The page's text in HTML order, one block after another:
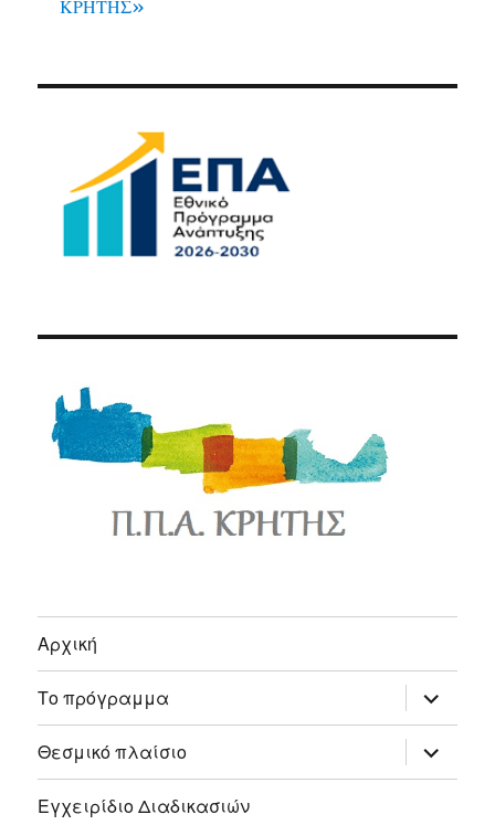
ΚΡΗΤΗΣ»
Αρχική
Το πρόγραμμα
expand
child
menu
Θεσμικό πλαίσιο
expand
child
menu
Εγχειρίδιο Διαδικασιών